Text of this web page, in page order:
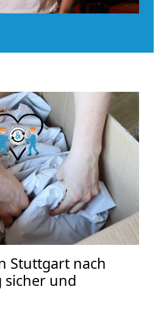
Stuttgart nach
sicher und